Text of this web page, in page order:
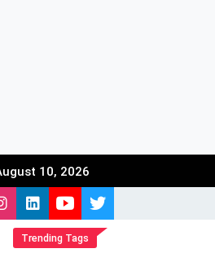
10, 2026
Trending Tags